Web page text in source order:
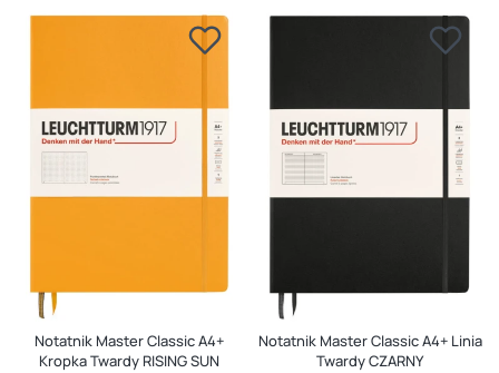
Notatnik Master Classic A4+
Kropka Twardy RISING SUN
Notatnik Master Classic A4+ Linia
Twardy CZARNY